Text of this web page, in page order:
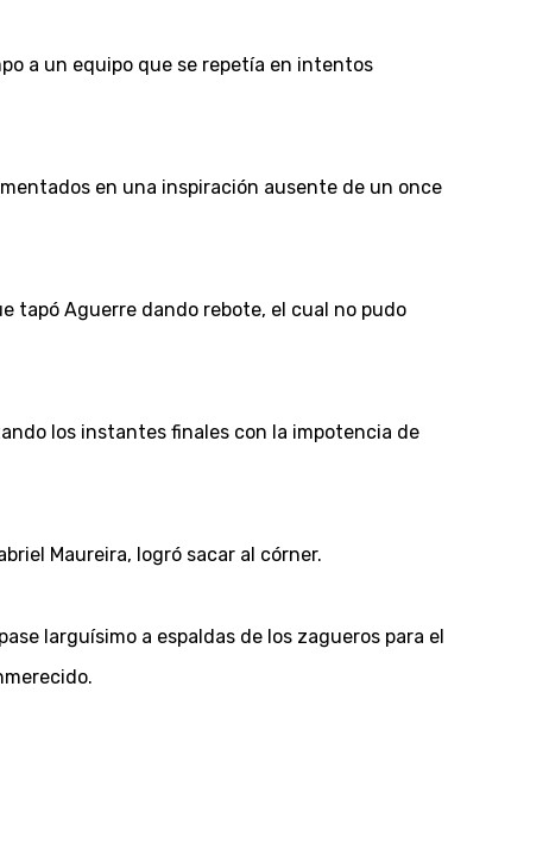
a un equipo que se repetía en intentos
en una inspiración ausente de un once
tapó Aguerre dando rebote, el cual no pudo
los instantes finales con la impotencia de
Maureira, logró sacar al córner.
larguísimo a espaldas de los zagueros para el